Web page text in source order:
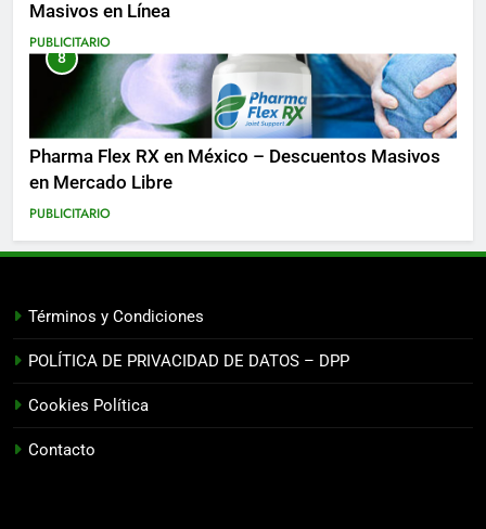
Masivos en Línea
PUBLICITARIO
8
Pharma Flex RX en México – Descuentos Masivos
en Mercado Libre
PUBLICITARIO
Términos y Condiciones
POLÍTICA DE PRIVACIDAD DE DATOS – DPP
Cookies Política
Contacto